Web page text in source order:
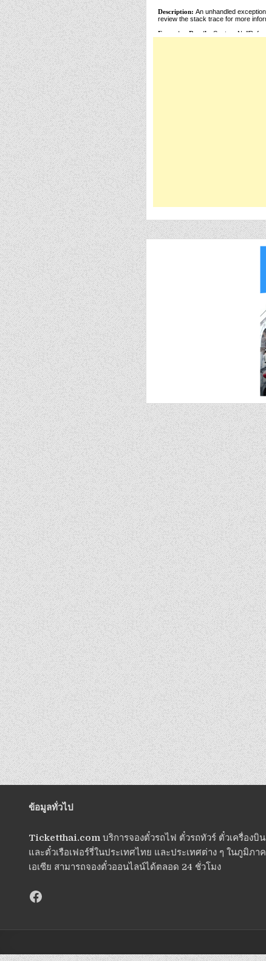
ข้อมูลทั่วไป
Ticketthai.com บริการจองตั๋วรถไฟ ตั๋วรถทัวร์ ตั๋วเครื่องบิน
และตั๋วเรือเฟอร์รี่ในประเทศไทย และประเทศต่าง ๆ ในภูมิภาค
เอเซีย สามารถจองตั๋วออนไลน์ได้ตลอด 24 ชั่วโมง